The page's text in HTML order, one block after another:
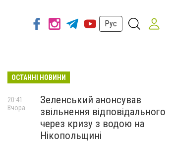
Рус
ОСТАННІ НОВИНИ
Зеленський анонсував
звільнення відповідального
через кризу з водою на
Нікопольщині
20:41
Вчора